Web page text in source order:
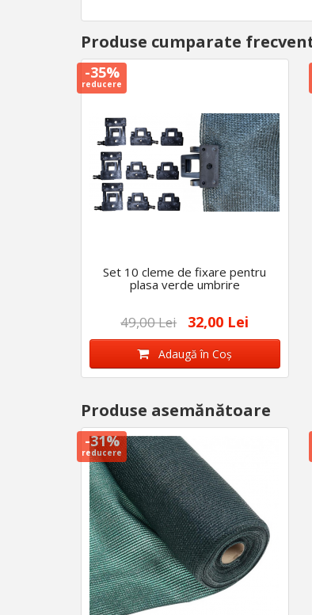
Produse cumparate
-35%
reducere
Set 10 cleme de fixare pentru
plasa verde umbrire
49,00 Lei 32,00 Lei
Adaugă în Coş
Produse asemănătoare
-31%
reducere